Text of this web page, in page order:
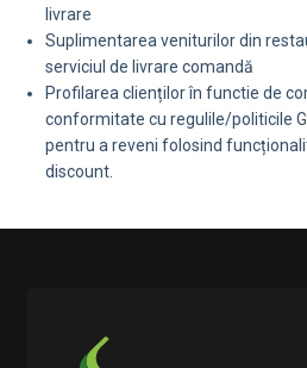
livrare
Suplimentarea veniturilor din
serviciul de livrare comandă
Profilarea clienților în functie de
conformitate cu regulile/politicile
pentru a reveni folosind
discount.